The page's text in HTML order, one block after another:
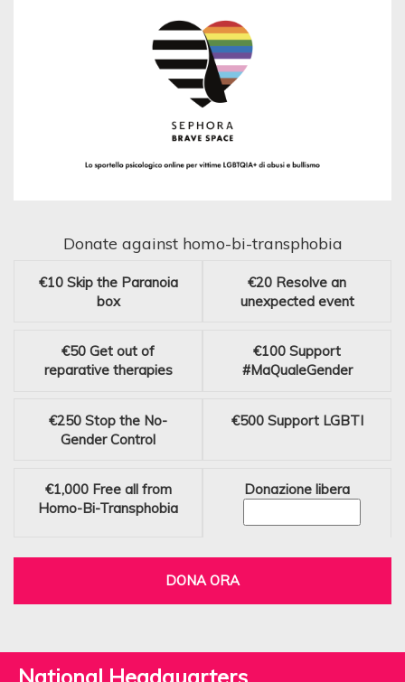
Donate against homo-bi-transphobia
€10 Skip the Paranoia
box
€20 Resolve an
unexpected event
€50 Get out of
reparative therapies
€100 Support
#MaQualeGender
€250 Stop the No-
Gender Control
€500 Support LGBTI
€1,000 Free all from
Homo-Bi-Transphobia
Donazione libera
DONA ORA